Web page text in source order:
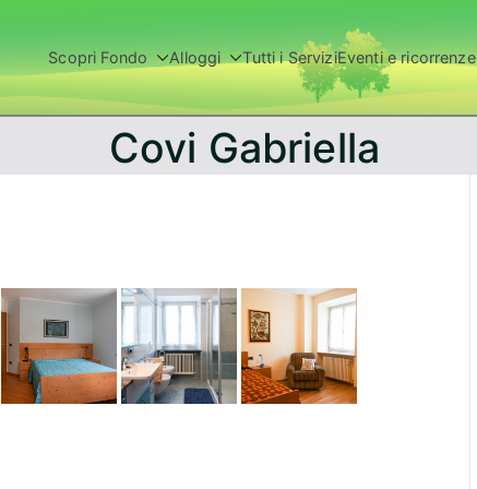
di Non
Scopri Fondo Alloggi Tutti i ServiziEventi e ricorrenze
Covi Gabriella